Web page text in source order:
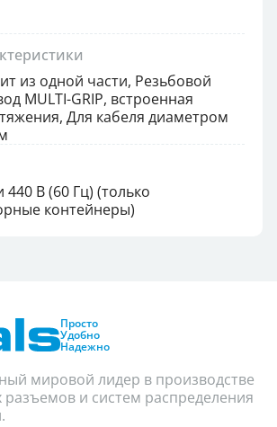
из одной части, Резьбовой
MULTI-GRIP, встроенная
Для кабеля диаметром
440 В (60 Гц) (только
контейнеры)
Просто
Удобно
Надежно
мировой лидер в производстве
и систем распределения